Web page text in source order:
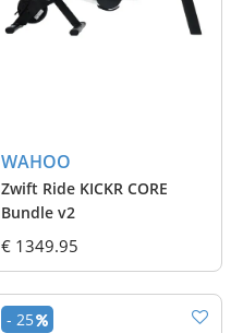
WAHOO
Zwift Ride KICKR CORE
Bundle v2
€ 1349.95
- 25